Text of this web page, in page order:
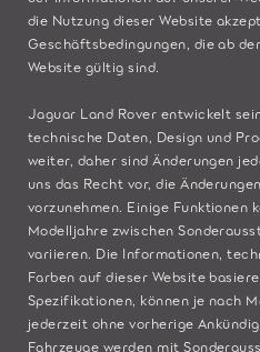
die Nutzung dieser Website
Geschäftsbedingungen, die ab
Website gültig sind.
Jaguar Land Rover entwickelt
technische Daten, Design und
weiter, daher sind Änderungen
uns das Recht vor, die
vorzunehmen. Einige Funktionen
Modelljahre zwischen
variieren. Die Informationen,
Farben auf dieser Website
Spezifikationen, können je nach
jederzeit ohne vorherige
Fahrzeuge werden mit